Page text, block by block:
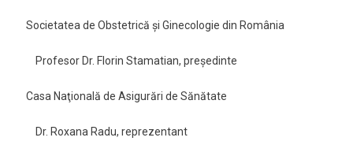
Societatea de Obstetrică şi Ginecologie din România
Profesor Dr. Florin Stamatian, preşedinte
Casa Naţională de Asigurări de Sănătate
Dr. Roxana Radu, reprezentant